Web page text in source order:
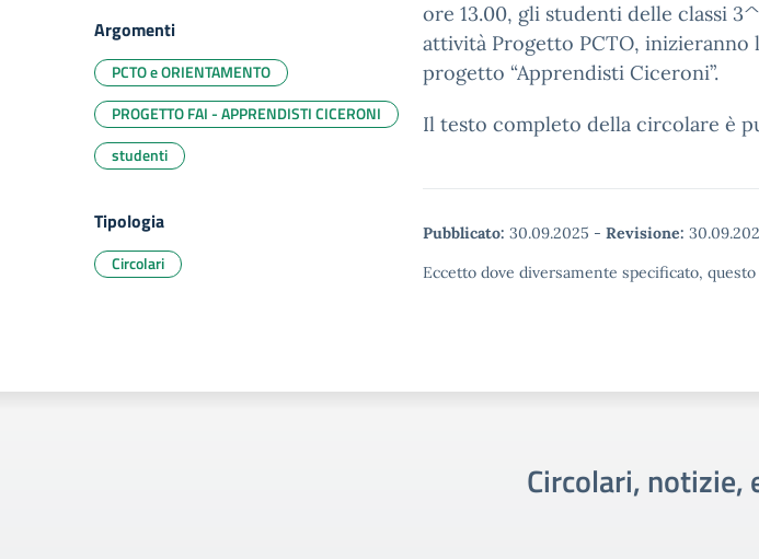
ore 13.00, gli studenti delle classi
attività Progetto PCTO,
progetto “Apprendisti Ciceroni”.
Il testo completo della circolare è
Pubblicato: 30.09.2025 - Revisione:
Eccetto dove diversamente specificato,
Argomenti
PCTO e ORIENTAMENTO
PROGETTO FAI - APPRENDISTI CICERONI
studenti
Tipologia
Circolari
Circolari, notizie,